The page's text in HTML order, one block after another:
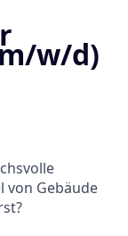
w/d)
von Gebäude